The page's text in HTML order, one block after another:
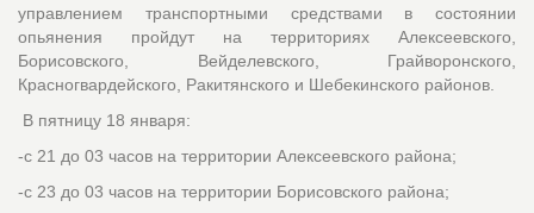
управлением транспортными средствами в состоянии
опьянения пройдут на территориях Алексеевского,
Борисовского, Вейделевского, Грайворонского,
Красногвардейского, Ракитянского и Шебекинского районов.
В пятницу 18 января:
-с 21 до 03 часов на территории Алексеевского района;
-с 23 до 03 часов на территории Борисовского района;